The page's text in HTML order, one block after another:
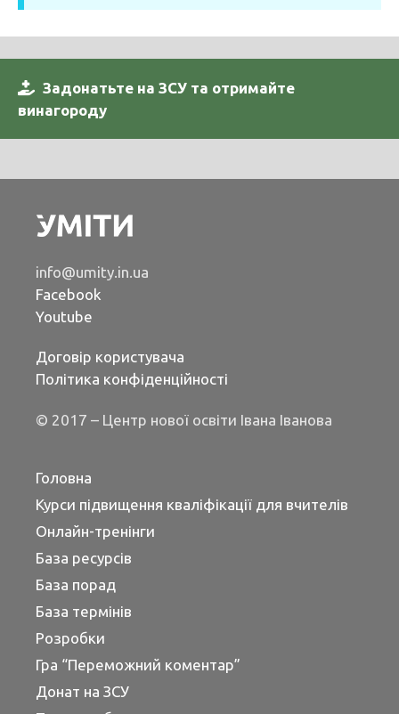
Задонатьте на ЗСУ та отримайте
винагороду
info@umity.in.ua
Facebook
Youtube
Договір користувача
Політика конфіденційності
© 2017 – Центр нової освіти Івана Іванова
Головна
Курси підвищення кваліфікації для вчителів
Онлайн-тренінги
База ресурсів
База порад
База термінів
Розробки
Гра “Переможний коментар”
Донат на ЗСУ